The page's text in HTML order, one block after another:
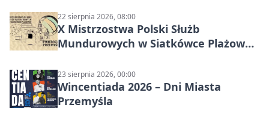
22 sierpnia 2026, 08:00
X Mistrzostwa Polski Służb
Mundurowych w Siatkówce Plażowej
23 sierpnia 2026, 00:00
Wincentiada 2026 – Dni Miasta
Przemyśla